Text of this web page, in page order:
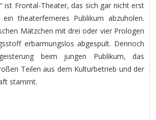
ist Frontal-Theater, das sich gar nicht erst
theaterferneres Publikum abzuholen.
Mätzchen mit drei oder vier Prologen
erbarmungslos abgespult. Dennoch
beim jungen Publikum, das
Teilen aus dem Kulturbetrieb und der
stammt.